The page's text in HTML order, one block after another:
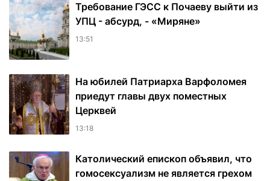
Требование ГЭСС к Почаеву выйти из
УПЦ - абсурд, - «Миряне»
13:51
На юбилей Патриарха Варфоломея
приедут главы двух поместных
Церквей
13:18
Католический епископ объявил, что
гомосексуализм не является грехом